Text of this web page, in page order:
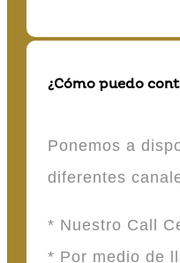
¿Cómo puedo
Ponemos a
diferentes
* Nuestro Call
* Por medio de